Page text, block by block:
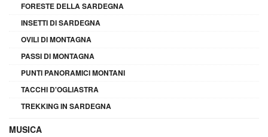
FORESTE DELLA SARDEGNA
INSETTI DI SARDEGNA
OVILI DI MONTAGNA
PASSI DI MONTAGNA
PUNTI PANORAMICI MONTANI
TACCHI D'OGLIASTRA
TREKKING IN SARDEGNA
MUSICA